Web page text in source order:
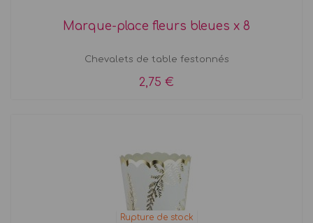
Marque-place fleurs bleues x 8
Chevalets de table festonnés
2,75 €
Rupture de stock